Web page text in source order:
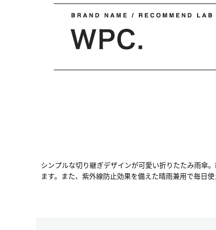
シンプルな切り継ぎデザインが可愛い折りたたみ雨傘
ます。また、紫外線防止効果を備えた晴雨兼用で毎日使